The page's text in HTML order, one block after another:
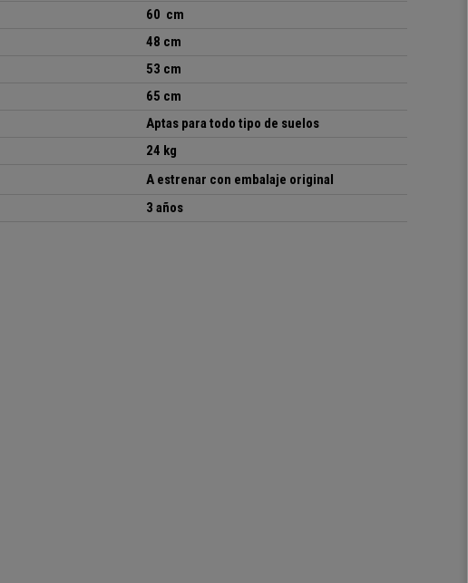
60 cm
48 cm
53 cm
65 cm
Aptas para todo tipo de suelos
24 kg
A estrenar con embalaje original
3 años